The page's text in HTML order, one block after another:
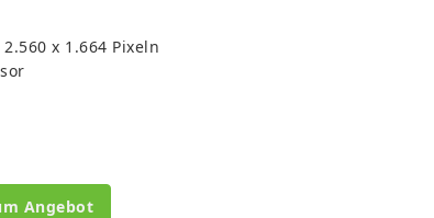
x 1.664 Pixeln
Angebot